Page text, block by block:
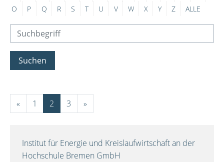
O
P Q R S T U V W X Y Z ALLE
Suchen
« 1 2 3 »
Institut für Energie und Kreislaufwirtschaft an der
Hochschule Bremen GmbH